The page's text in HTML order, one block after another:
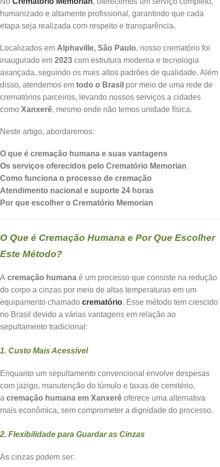
humanizado e altamente profissional, garantindo que cada
etapa seja realizada com respeito e transparência.
Localizados em Alphaville, São Paulo, nosso crematório foi
inaugurado em 2023 com estrutura moderna e tecnologia
avançada, seguindo os mais altos padrões de qualidade. Além
disso, atendemos em todo o Brasil por meio de uma rede de
crematórios parceiros, levando nossos serviços a cidades
como Xanxerê, mesmo onde não temos unidade física.
Neste artigo, abordaremos:
O que é cremação humana e suas vantagens
Os serviços oferecidos pelo Crematório Memorian
Como funciona o processo de cremação
Atendimento nacional e suporte 24 horas
Por que escolher o Crematório Memorian
O Que é Cremação Humana e Por Que Escolher
Este Método?
A cremação humana é um processo que consiste na redução
do corpo a cinzas por meio de altas temperaturas em um
equipamento chamado crematório. Esse método tem crescido
no Brasil devido a várias vantagens em relação ao
sepultamento tradicional:
1. Custo Mais Acessível
Enquanto um sepultamento convencional envolve despesas
com jazigo, manutenção do túmulo e taxas de cemitério,
a cremação humana em Xanxerê oferece uma alternativa
mais econômica, sem comprometer a dignidade do processo.
2. Flexibilidade para Guardar as Cinzas
As cinzas podem ser: